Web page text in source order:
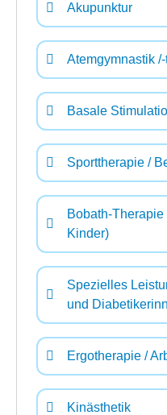
Akupunktur
Atemgymnastik
Basale
Sporttherapie /
Bobath-
Kinder)
Spezielles
und
Ergotherapie /
Kinästhetik